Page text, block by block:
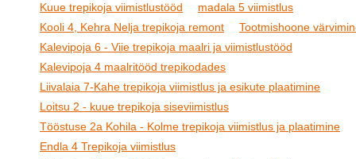
Kuue trepikoja viimistlustööd
madala 5 viimistlus
Kooli 4, Kehra Nelja trepikoja remont
Tootmishoone
Kalevipoja 6 - Viie trepikoja maalri ja viimistlustööd
Kalevipoja 4 maalritööd trepikodades
Liivalaia 7-Kahe trepikoja viimistlus ja esikute plaatimine
Loitsu 2 - kuue trepikoja siseviimistlus
Tööstuse 2a Kohila - Kolme trepikoja viimistlus ja plaatimine
Endla 4 Trepikoja viimistlus